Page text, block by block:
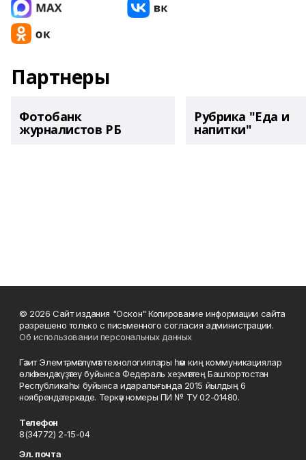
Партнеры
Фотобанк
журналистов РБ
Рубрика "Еда и
напитки"
© 2026 Сайт издания "Оскон" Копирование информации сайта
разрешено только с письменного согласия администрации.
Об использовании персональных данных
Гәзит Элемтә, мәғлүмәт технологиялары һәм киң коммуникациялар
өлкәһендә күҙәтеү буйынса Федераль хеҙмәттең Башҡортостан
Республикаһы буйынса идаралығында 2015 йылдың 6
ноябрендә теркәлде. Теркәү номеры ПИ № ТУ 02-01480.
Телефон
8(34772) 2-15-04
Эл. почта